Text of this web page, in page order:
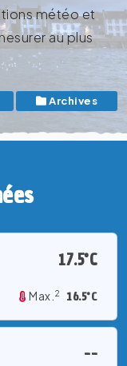
météo et
au plus
Archives
17.5°C
Max. 2 16.5°C
--